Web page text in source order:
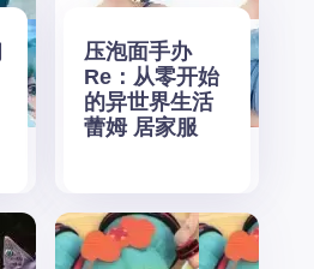
压泡面手办
Re：从零开始
的异世界生活
蕾姆 居家服